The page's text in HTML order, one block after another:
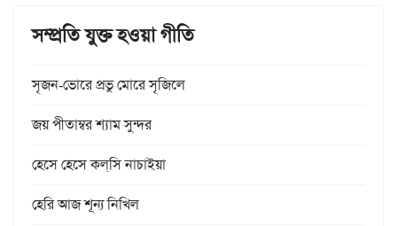
সম্প্রতি যুক্ত হওয়া গীতি
সৃজন-ভোরে প্রভু মোরে সৃজিলে
জয় পীতাম্বর শ্যাম সুন্দর
হেসে হেসে কল্‌সি নাচাইয়া
হেরি আজ শূন্য নিখিল